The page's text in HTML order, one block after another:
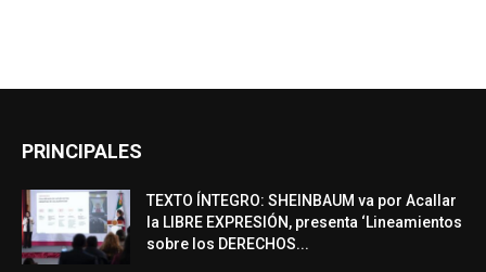
PRINCIPALES
TEXTO ÍNTEGRO: SHEINBAUM va por Acallar
la LIBRE EXPRESIÓN, presenta ‘Lineamientos
sobre los DERECHOS...